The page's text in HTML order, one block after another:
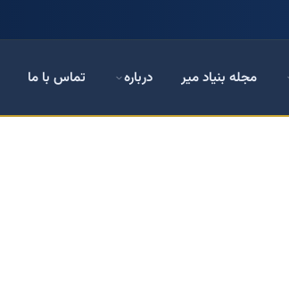
مجله بنیاد میر درباره تماس با ما